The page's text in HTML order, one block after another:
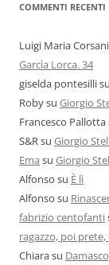
COMMENTI RECENTI
Luigi Maria
Garcìa Lorca. 34
giselda pontesillisu
Robysu Giorgio
Francesco Pallotta
S&Rsu Giorgio
Ema su Giorgio
Alfonso su È lì
Alfonso su
fabrizio centofanti
ragazzo, poi
Chiarasu Damasco